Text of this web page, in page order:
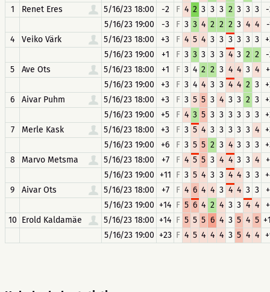
1
Renet Eres 5/16/23 18:00 -2 F 4 2 3 3 3 2 3 3 3
5/16/23 19:00
-3 F 3 3 4 2 2 2 3 4 4
4
Veiko Värk 5/16/23 18:00 +3 F 4 5 4 3 3 3 3 3 3
5/16/23 19:00
+1 F 3 3 3 3 3 4 3 2 2
5
Ave Ots 5/16/23 18:00 +1 F 3 4 2 2 3 4 4 3 4
5/16/23 19:00
+3 F 3 4 4 3 3 4 4 2 3
6
Aivar Puhm 5/16/23 18:00 +3 F 3 5 5 3 4 3 3 2 3
5/16/23 19:00
+5 F 4 3 5 3 3 3 3 3 3
7
Merle Kask 5/16/23 18:00 +3 F 3 5 4 3 3 3 3 3 4
5/16/23 19:00
+6 F 3 5 5 2 3 4 3 3 3
8
Marvo Metsma 5/16/23 18:00 +7 F 4 5 5 3 4 4 3 3 4
5/16/23 19:00 +11 F 3 5 4 3 3 4 4 3 3
9
Aivar Ots 5/16/23 18:00 +7 F 4 6 4 4 3 4 4 3 3
5/16/23 19:00 +14 F 5 6 4 2 4 3 3 4 4
10 Erold Kaldamäe 5/16/23 18:00 +14 F 5 5 5 6 4 3 5 4 5
5/16/23 19:00 +23 F 4 5 4 4 4 3 5 4 4